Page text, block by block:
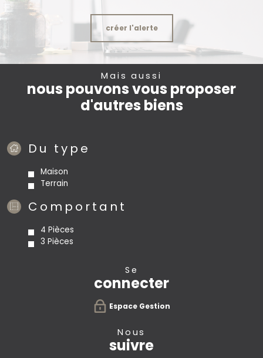
créer l'alerte
Mais aussi
nous pouvons vous proposer
d'autres biens
Du type
Maison
Terrain
Comportant
4 Pièces
3 Pièces
se
connecter
Espace Gestion
nous
suivre